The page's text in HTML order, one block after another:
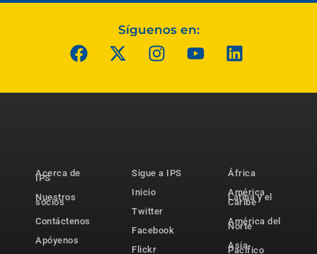
Síguenos en:
Acerca de
IPS
Nuestros
socios
Contáctenos
Apóyenos
Sigue a IPS
Inicio
Twitter
Facebook
Flickr
África
América
Latina y el
Caribe
América del
Norte
Asia-
Pacífico